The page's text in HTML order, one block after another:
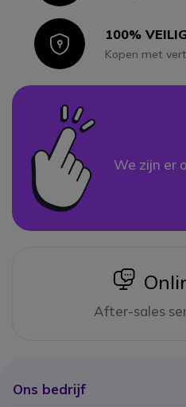
Icon100%
Kopen met
We zijn er
icon
After-sales
Ons bedrijf